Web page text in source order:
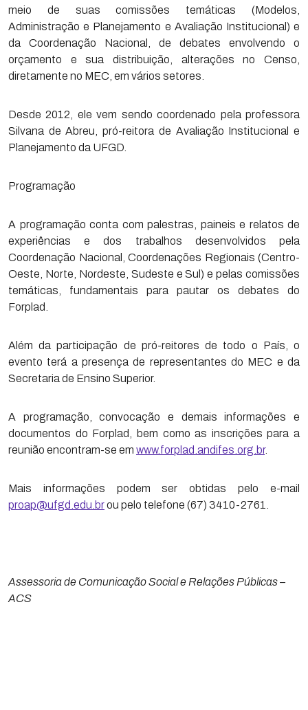
meio de suas comissões temáticas (Modelos,
Administração e Planejamento e Avaliação Institucional) e
da Coordenação Nacional, de debates envolvendo o
orçamento e sua distribuição, alterações no Censo,
diretamente no MEC, em vários setores.
Desde 2012, ele vem sendo coordenado pela professora
Silvana de Abreu, pró-reitora de Avaliação Institucional e
Planejamento da UFGD.
Programação
A programação conta com palestras, paineis e relatos de
experiências e dos trabalhos desenvolvidos pela
Coordenação Nacional, Coordenações Regionais (Centro-
Oeste, Norte, Nordeste, Sudeste e Sul) e pelas comissões
temáticas, fundamentais para pautar os debates do
Forplad.
Além da participação de pró-reitores de todo o País, o
evento terá a presença de representantes do MEC e da
Secretaria de Ensino Superior.
A programação, convocação e demais informações e
documentos do Forplad, bem como as inscrições para a
reunião encontram-se em www.forplad.andifes.org.br.
Mais informações podem ser obtidas pelo e-mail
proap@ufgd.edu.brou pelo telefone (67) 3410-2761.
Assessoria de Comunicação Social e Relações Públicas –
ACS